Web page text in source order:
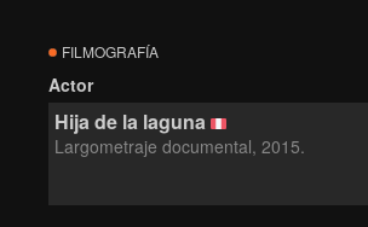
FILMOGRAFÍA
Actor
Hija de la laguna
Largometraje documental, 2015.